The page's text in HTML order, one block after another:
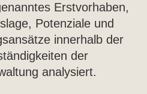
Erstvorhaben,
Potenziale und
innerhalb der
der
analysiert.